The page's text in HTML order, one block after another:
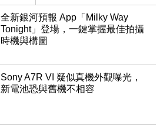
全新銀河預報 App「Milky Way
Tonight」登場，一鍵掌握最佳拍攝
時機與構圖
Sony A7R VI 疑似真機外觀曝光，
新電池恐與舊機不相容